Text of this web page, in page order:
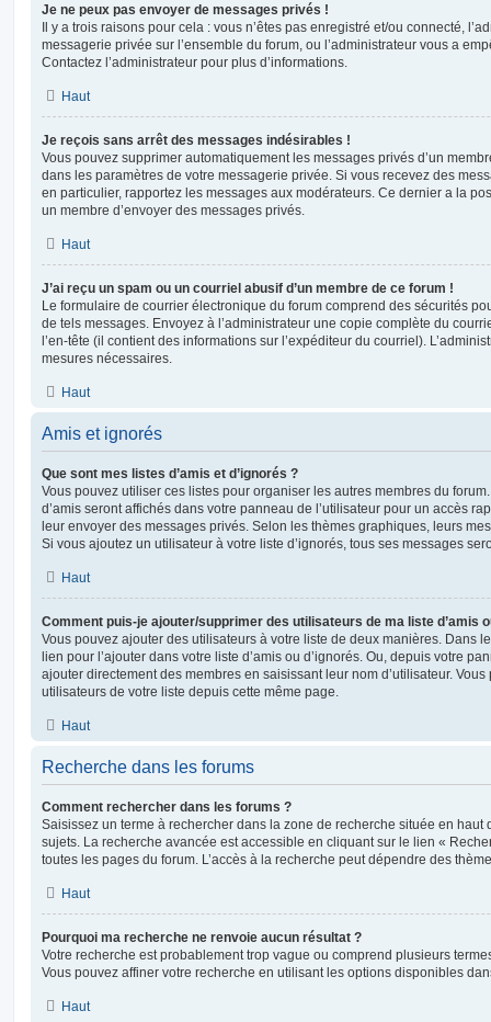
Je ne peux pas envoyer de messages privés !
Il y a trois raisons pour cela : vous n’êtes pas enregistré et/ou connecté,
messagerie privée sur l’ensemble du forum, ou l’administrateur vous a
Contactez l’administrateur pour plus d’informations.
Haut
Je reçois sans arrêt des messages indésirables !
Vous pouvez supprimer automatiquement les messages privés d’un
dans les paramètres de votre messagerie privée. Si vous recevez des
en particulier, rapportez les messages aux modérateurs. Ce dernier a la
un membre d’envoyer des messages privés.
Haut
J’ai reçu un spam ou un courriel abusif d’un membre de ce forum !
Le formulaire de courrier électronique du forum comprend des sécurités
de tels messages. Envoyez à l’administrateur une copie complète du
l’en-tête (il contient des informations sur l’expéditeur du courriel).
mesures nécessaires.
Haut
Amis et ignorés
Que sont mes listes d’amis et d’ignorés ?
Vous pouvez utiliser ces listes pour organiser les autres membres du
d’amis seront affichés dans votre panneau de l’utilisateur pour un accès
leur envoyer des messages privés. Selon les thèmes graphiques, leurs
Si vous ajoutez un utilisateur à votre liste d’ignorés, tous ses messages
Haut
Comment puis-je ajouter/supprimer des utilisateurs de ma liste d’amis
Vous pouvez ajouter des utilisateurs à votre liste de deux manières. Dans
lien pour l’ajouter dans votre liste d’amis ou d’ignorés. Ou, depuis votre
ajouter directement des membres en saisissant leur nom d’utilisateur.
utilisateurs de votre liste depuis cette même page.
Haut
Recherche dans les forums
Comment rechercher dans les forums ?
Saisissez un terme à rechercher dans la zone de recherche située en haut
sujets. La recherche avancée est accessible en cliquant sur le lien «
toutes les pages du forum. L’accès à la recherche peut dépendre des
Haut
Pourquoi ma recherche ne renvoie aucun résultat ?
Votre recherche est probablement trop vague ou comprend plusieurs
Vous pouvez affiner votre recherche en utilisant les options disponibles
Haut